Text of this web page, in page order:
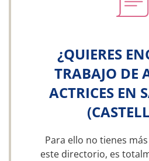
¿QUIERES
TRABAJO DE
ACTRICES EN
Para ello no tienes
este directorio, es